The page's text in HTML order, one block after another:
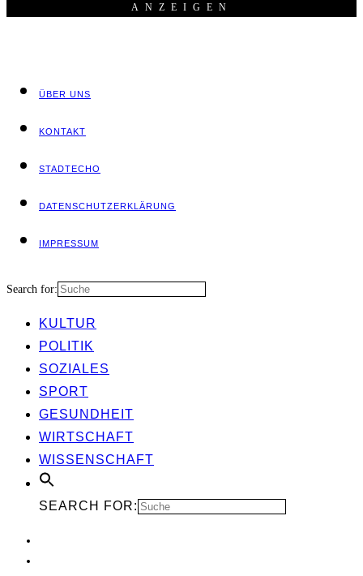
ANZEI­GEN
ÜBER UNS
KON­TAKT
STADT­ECHO
DATEN­SCHUTZ­ER­KLÄ­RUNG
IMPRES­SUM
Search for:
KUL­TUR
POLI­TIK
SOZIA­LES
SPORT
GESUND­HEIT
WIRT­SCHAFT
WIS­SEN­SCHAFT
SEARCH FOR: